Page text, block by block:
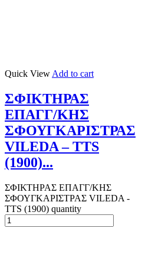
Quick View Add to cart
ΣΦΙΚΤΗΡΑΣ
ΕΠΑΓΓ/ΚΗΣ
ΣΦΟΥΓΚΑΡΙΣΤΡΑΣ
VILEDA – TTS
(1900)...
ΣΦΙΚΤΗΡΑΣ ΕΠΑΓΓ/ΚΗΣ
ΣΦΟΥΓΚΑΡΙΣΤΡΑΣ VILEDA -
TTS (1900) quantity